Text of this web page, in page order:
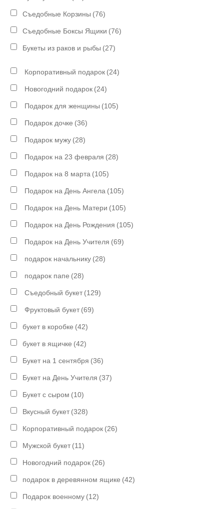
Съедобные Корзины (76)
Съедобные Боксы Ящики (76)
Букеты из раков и рыбы (27)
Корпоративный подарок (24)
Новогодний подарок (24)
Подарок для женщины (105)
Подарок дочке (36)
Подарок мужу (28)
Подарок на 23 февраля (28)
Подарок на 8 марта (105)
Подарок на День Ангела (105)
Подарок на День Матери (105)
Подарок на День Рождения (105)
Подарок на День Учителя (69)
подарок начальнику (28)
подарок папе (28)
Съедобный букет (129)
Фруктовый букет (69)
букет в коробке (42)
букет в ящичке (42)
Букет на 1 сентября (36)
Букет на День Учителя (37)
Букет с сыром (10)
Вкусный букет (328)
Корпоративный подарок (26)
Мужской букет (11)
Новогодний подарок (26)
подарок в деревянном ящике (42)
Подарок военному (12)